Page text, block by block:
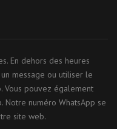
En dehors des heures
message ou utiliser le
Vous pouvez également
Notre numéro WhatsApp se
site web.